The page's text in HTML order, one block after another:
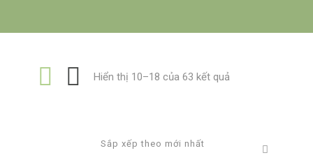
Hiển thị 10–18 của 63 kết quảĐã